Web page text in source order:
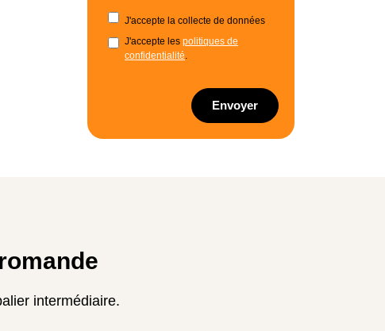
J'accepte la collecte de données
J'accepte les politiques de
confidentialité.
Envoyer
intermédiaire.